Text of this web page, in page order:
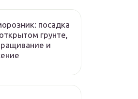
посадка
грунте,
и